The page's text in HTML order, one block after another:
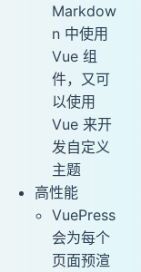
Markdow
n 中使用
Vue 组
件，又可
以使用
Vue 来开
发自定义
主题
高性能
VuePress
会为每个
页面预渲